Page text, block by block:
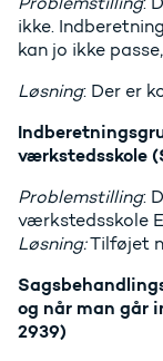
ikke.
kan jo ikke
Løsning: Der er
værkstedsskole
Problemstilling:
værkstedsskole
Løsning:Tilføjet
og når man går
2939)